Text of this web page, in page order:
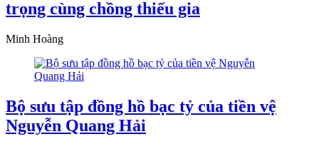
trọng cùng chồng thiếu gia
Minh Hoàng
Bộ sưu tập đồng hồ bạc tỷ của tiền vệ
Nguyễn Quang Hải